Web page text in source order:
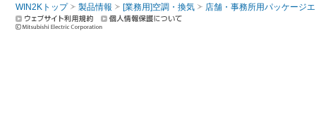
WIN2Kトップ 製品情報 [業務用]空調・換気 店舗・事務所用パッケージ